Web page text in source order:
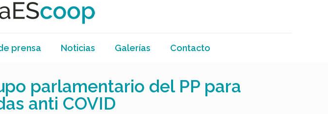
prensa Noticias Galerías Contacto
parlamentario del PP para
anti COVID